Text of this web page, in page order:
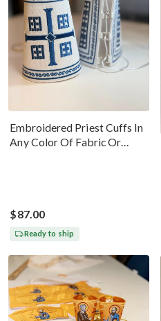
Embroidered Priest Cuffs In
Any Color Of Fabric Or
$87.00
Ready to ship